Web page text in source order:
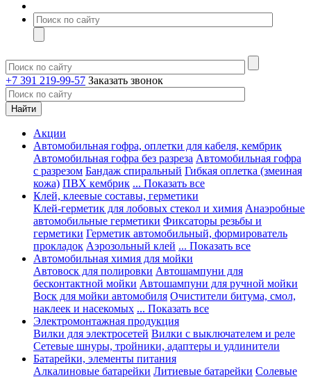
+7 391 219-99-57 Заказать звонок
Акции
Автомобильная гофра, оплетки для кабеля, кембрик
Автомобильная гофра без разреза Автомобильная гофра
с разрезом Бандаж спиральный Гибкая оплетка (змеиная
кожа) ПВХ кембрик ... Показать все
Клей, клеевые составы, герметики
Клей-герметик для лобовых стекол и химия Анаэробные
автомобильные герметики Фиксаторы резьбы и
герметики Герметик автомобильный, формирователь
прокладок Аэрозольный клей ... Показать все
Автомобильная химия для мойки
Автовоск для полировки Автошампуни для
бесконтактной мойки Автошампуни для ручной мойки
Воск для мойки автомобиля Очистители битума, смол,
наклеек и насекомых ... Показать все
Электромонтажная продукция
Вилки для электросетей Вилки с выключателем и реле
Сетевые шнуры, тройники, адаптеры и удлинители
Батарейки, элементы питания
Алкалиновые батарейки Литиевые батарейки Солевые